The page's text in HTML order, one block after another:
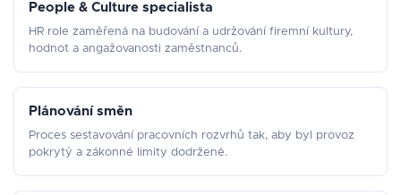
People & Culture specialista
HR role zaměřená na budování a udržování firemní kultury,
hodnot a angažovanosti zaměstnanců.
Plánování směn
Proces sestavování pracovních rozvrhů tak, aby byl provoz
pokrytý a zákonné limity dodržené.